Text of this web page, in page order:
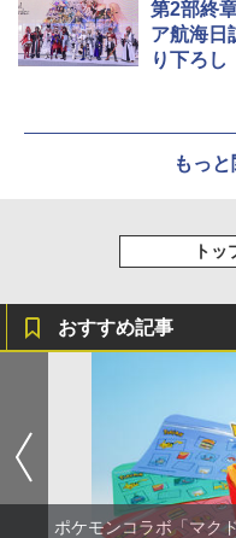
第2部終
ア航海日
り下ろし
もっ
トッ
おすすめ記事
ポケモンコラボ「マク